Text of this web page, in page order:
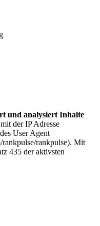
und analysiert Inhalte
der IP Adresse
User Agent
rankpulse). Mit
435 der aktivsten